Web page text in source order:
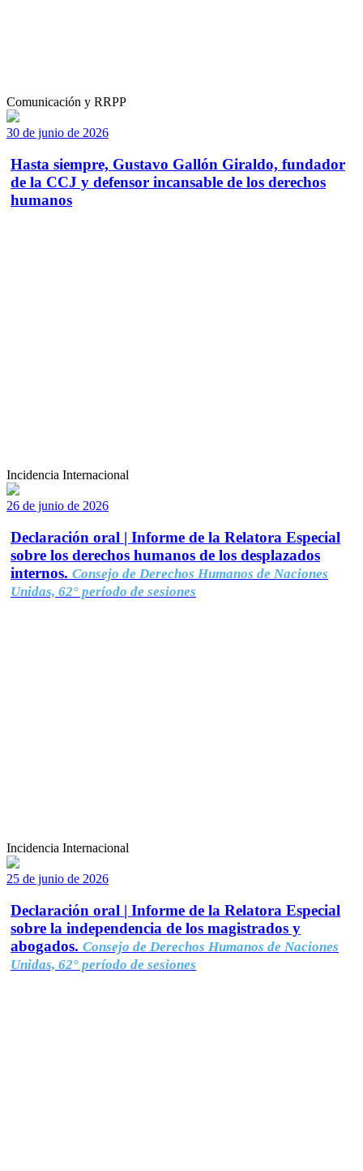
Comunicación y RRPP
30 de junio de 2026
Hasta siempre, Gustavo Gallón Giraldo, fundador
de la CCJ y defensor incansable de los derechos
humanos
Incidencia Internacional
26 de junio de 2026
Declaración oral | Informe de la Relatora Especial
sobre los derechos humanos de los desplazados
internos. Consejo de Derechos Humanos de Naciones
Unidas, 62° período de sesiones
Incidencia Internacional
25 de junio de 2026
Declaración oral | Informe de la Relatora Especial
sobre la independencia de los magistrados y
abogados. Consejo de Derechos Humanos de Naciones
Unidas, 62° período de sesiones